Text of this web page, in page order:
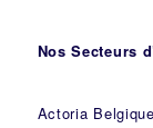
Nos Secteurs
Actoria